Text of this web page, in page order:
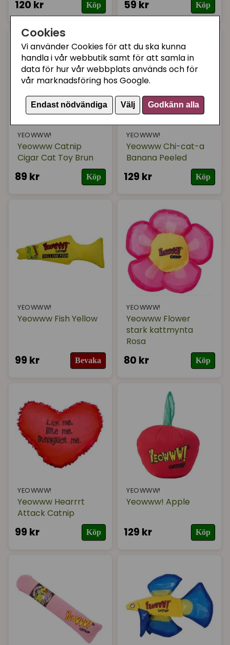
Cookies
Vi använder Cookies för att du ska kunna
handla i vår webbutik samt för att samla in
data för hur vår webbplats används och för
vår marknadsföring hos Google.
Endast nödvändiga Välj Godkänn alla
120 kr Köp 59 kr Köp
YEOWWW!
Yeowww Catnip
Cigar Cat Toy Brun
89 kr Köp
YEOWWW!
Yeowww Chi-cat-a
Banana Peeled
129 kr Köp
YEOWWW!
Yeowww Fish Yellow
99 kr Bevaka
YEOWWW!
Yeowww Flower
stark kattmynta
Rosa
80 kr Köp
YEOWWW!
Yeowww Hearrrt
Attack Catnip
99 kr Köp
YEOWWW!
Yeowww! Apple
129 kr Köp